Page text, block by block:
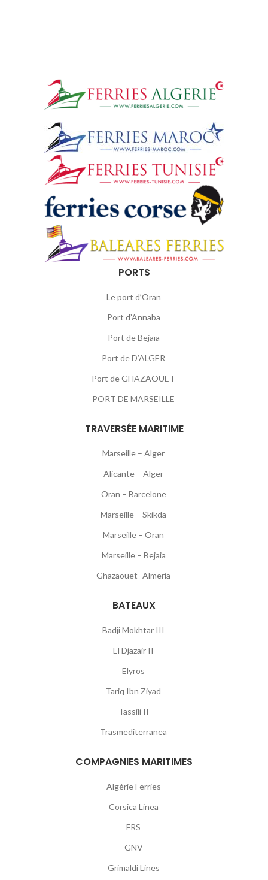
PORTS
Le port d’Oran
Port d’Annaba
Port de Bejaïa
Port de D’ALGER
Port de GHAZAOUET
PORT DE MARSEILLE
TRAVERSÉE MARITIME
Marseille – Alger
Alicante – Alger
Oran – Barcelone
Marseille – Skikda
Marseille – Oran
Marseille – Bejaia
Ghazaouet -Almeria
BATEAUX
Badji Mokhtar III
El Djazair II
Elyros
Tariq Ibn Ziyad
Tassili II
Trasmediterranea
COMPAGNIES MARITIMES
Algérie Ferries
Corsica Linea
FRS
GNV
Grimaldi Lines